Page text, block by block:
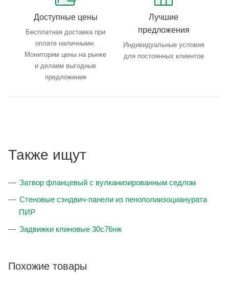
Доступные цены
Бесплатная доставка при
оплате наличными.
Мониторим цены на рынке
и делаем выгодные
предложения
Лучшие
предложения
Индивидуальные условия
для постоянных клиентов
Также ищут
Затвор фланцевый с вулканизированным седлом
Стеновые cэндвич-панели из пенополиизоцианурата
ПИР
Задвижки клиновые 30с76нж
Похожие товары